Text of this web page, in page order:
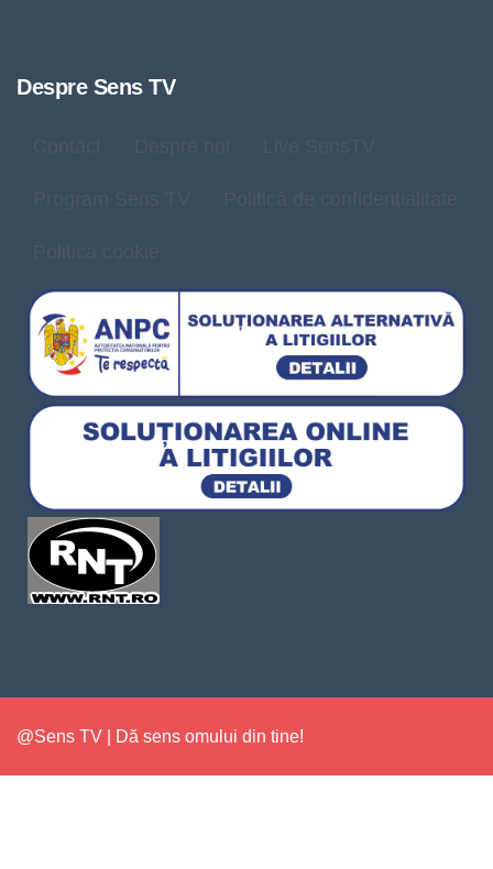
Despre Sens TV
@Sens TV | Dă sens omului din tine!